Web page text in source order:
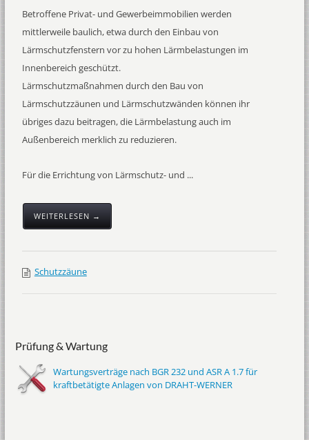
Betroffene Privat- und Gewerbeimmobilien werden
mittlerweile baulich, etwa durch den Einbau von
Lärmschutzfenstern vor zu hohen Lärmbelastungen im
Innenbereich geschützt.
Lärmschutzmaßnahmen durch den Bau von
Lärmschutzzäunen und Lärmschutzwänden können ihr
übriges dazu beitragen, die Lärmbelastung auch im
Außenbereich merklich zu reduzieren.
Für die Errichtung von Lärmschutz- und ...
WEITERLESEN →
Schutzzäune
Prüfung & Wartung
Wartungsverträge nach BGR 232 und ASR A 1.7 für
kraftbetätigte Anlagen von DRAHT-WERNER